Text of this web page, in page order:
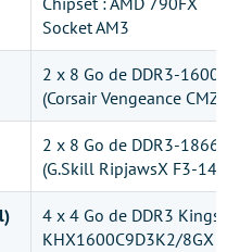
Socket AM3
2 x 8 Go de DDR3-
(Corsair Vengeance
2 x 8 Go de DDR3-
(G.Skill RipjawsX F3-
4 x 4 Go de DDR3
KHX1600C9D3K2/8GX